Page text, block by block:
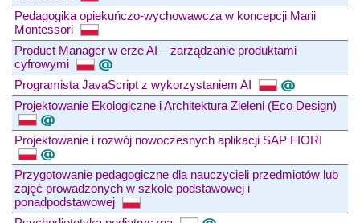
Pedagogika opiekuńczo-wychowawcza w koncepcji Marii
Montessori
Product Manager w erze AI – zarządzanie produktami
cyfrowymi
Programista JavaScript z wykorzystaniem AI
Projektowanie Ekologiczne i Architektura Zieleni (Eco Design)
Projektowanie i rozwój nowoczesnych aplikacji SAP FIORI
Przygotowanie pedagogiczne dla nauczycieli przedmiotów lub
zajęć prowadzonych w szkole podstawowej i
ponadpodstawowej